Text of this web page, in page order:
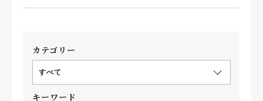
カテゴリー
すべて
キーワード